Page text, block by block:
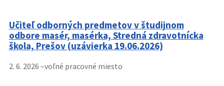
Učiteľ odborných predmetov v študijnom
odbore masér, masérka, Stredná zdravotnícka
škola, Prešov (uzávierka 19.06.2026)
2. 6. 2026 –voľné pracovné miesto